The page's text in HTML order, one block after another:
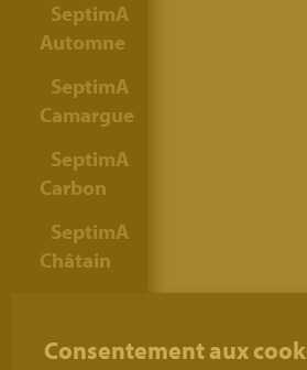
SeptimA
Automne
SeptimA
Camargue
SeptimA
Carbon
SeptimA
Châtain
Consentement aux